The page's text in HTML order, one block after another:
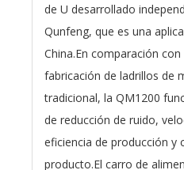
de U desarrollado
Qunfeng, que es una
China.En comparación
fabricación de ladrillos de
tradicional, la QM1200
de reducción de ruido,
eficiencia de producción y
producto.El carro de